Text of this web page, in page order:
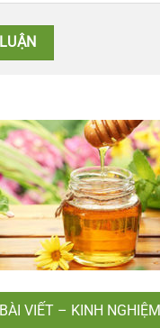
BÀI VIẾT – KINH NGHIỆM